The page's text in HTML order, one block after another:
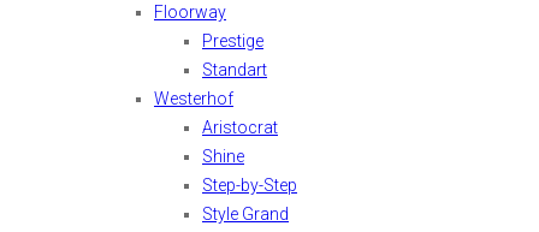
Floorway
Prestige
Standart
Westerhof
Aristocrat
Shine
Step-by-Step
Style Grand